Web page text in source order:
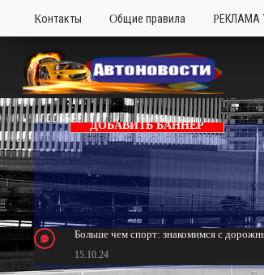
Контакты Общие правила
ДОБАВИТЬ БАННЕР
Больше чем спорт: знакомимся с
15.10.24